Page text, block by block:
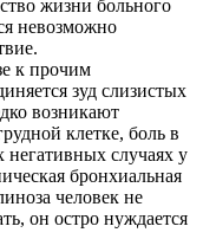
жизни больного
невозможно
к прочим
зуд слизистых
возникают
клетке, боль в
случаях у
бронхиальная
человек не
он остро нуждается